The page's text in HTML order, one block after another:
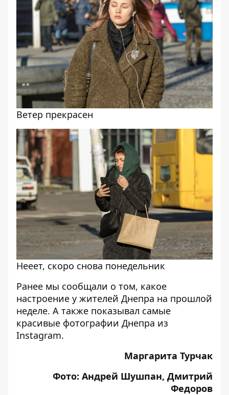
Ветер прекрасен
Нееет, скоро снова понедельник
Ранее мы сообщали о том, какое
настроение у жителей Днепра на прошлой
неделе. А также показывал самые
красивые фотографии Днепра из
Instagram.
Маргарита Турчак
Фото: Андрей Шушпан, Дмитрий
Федоров